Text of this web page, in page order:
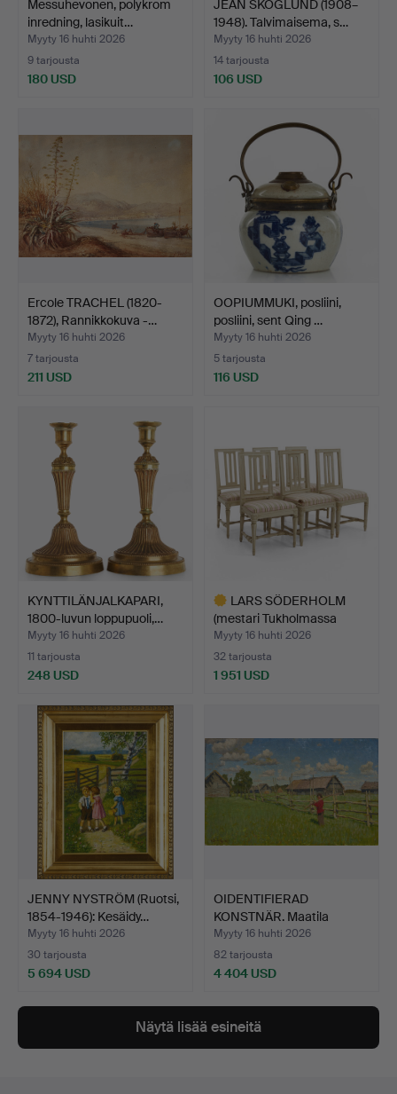
Messuhevonen, polykrom
inredning, lasikuit…
Myyty 16 huhti 2026
9 tarjousta
180 USD
JEAN SKOGLUND (1908–
1948). Talvimaisema, s…
Myyty 16 huhti 2026
14 tarjousta
106 USD
Ercole TRACHEL (1820-
1872), Rannikkokuva -…
Myyty 16 huhti 2026
7 tarjousta
211 USD
OOPIUMMUKI, posliini,
posliini, sent Qing …
Myyty 16 huhti 2026
5 tarjousta
116 USD
KYNTTILÄNJALKAPARI,
1800-luvun loppupuoli,…
Myyty 16 huhti 2026
11 tarjousta
248 USD
LARS SÖDERHOLM
(mestari Tukholmassa
1789-1…
Myyty 16 huhti 2026
32 tarjousta
1 951 USD
JENNY NYSTRÖM (Ruotsi,
1854-1946): Kesäidy…
Myyty 16 huhti 2026
30 tarjousta
5 694 USD
OIDENTIFIERAD
KONSTNÄR. Maatila
kesämaisem…
Myyty 16 huhti 2026
82 tarjousta
4 404 USD
Näytä lisää esineitä